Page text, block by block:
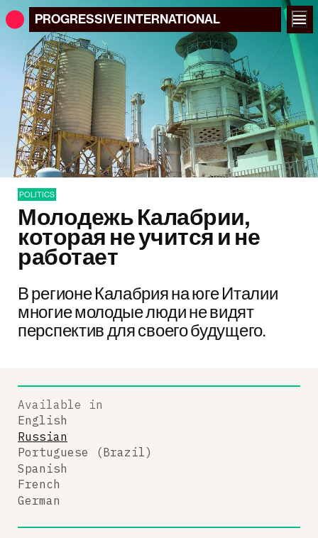
PROGRESSIVEINTERNATIONAL
POLITICS
Молодежь Калабрии,
которая не учится и не
работает
В регионе Калабрия на юге Италии
многие молодые люди не видят
перспектив для своего будущего.
Available in
English
Russian
Portuguese (Brazil)
Spanish
French
German